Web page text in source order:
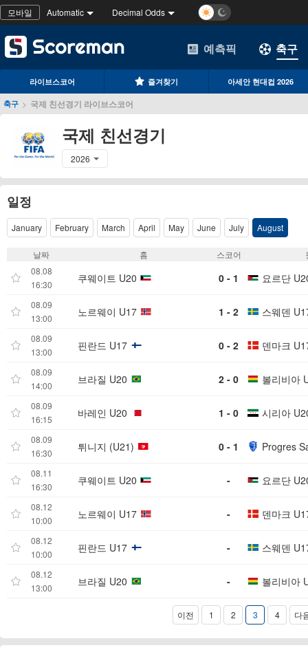
모바일 Automatic Decimal Odds
예측픽 축구
라이브스코어 즐겨찾기 아세안 현대컵 2026
축구 > 국제 친선경기 라이브스코어
국제 친선경기
2026
일정
January February March April May June July August
날짜 홈 스코어
08.08
16:30
쿠웨이트 U20 0 - 1 요르단
08.09
13:00
노르웨이 U17 1 - 2 스웨덴
08.09
13:00
핀란드 U17 0 - 2 덴마크
08.09
14:00
브라질 U20 2 - 0 볼리비아
08.09
16:15
바레인 U20 1 - 0 시리아
08.09
16:30
튀니지 (U21) 0 - 1 Progres
08.11
16:30
쿠웨이트 U20 - 요르단
08.12
10:00
노르웨이 U17 - 덴마크
08.12
10:00
핀란드 U17 - 스웨덴
08.12
13:00
브라질 U20 - 볼리비아
이전 1 2 3 4 다